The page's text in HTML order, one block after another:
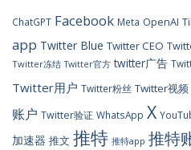
ChatGPT Facebook Meta OpenAI
app Twitter Blue Twitter CEO
Twitter冻结 Twitter官方 twitter广告
Twitter用户 Twitter粉丝 Twitter视频
账户 Twitter验证 WhatsApp X
加速器 推文 推特 推特app 推特